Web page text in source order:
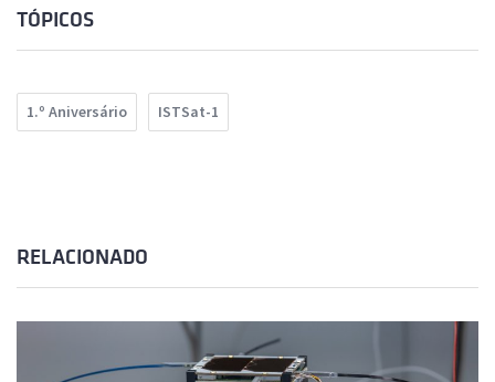
TÓPICOS
1.º Aniversário ISTSat-1
RELACIONADO